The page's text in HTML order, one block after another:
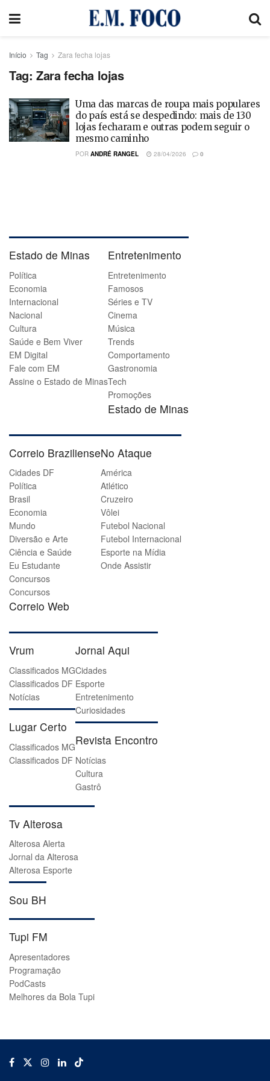
Início Tag Zara fecha lojas
Tag: Zara fecha lojas
Uma das marcas de roupa mais populares
do país está se despedindo: mais de 130
lojas fecharam e outras podem seguir o
mesmo caminho
POR ANDRÉ RANGEL 28/04/2026 0
Estado de Minas
Política
Economia
Internacional
Nacional
Cultura
Saúde e Bem Viver
EM Digital
Fale com EM
Assine o Estado de Minas
Entretenimento
Entretenimento
Famosos
Séries e TV
Cinema
Música
Trends
Comportamento
Gastronomia
Tech
Promoções
Estado de Minas
Correio Braziliense
Cidades DF
Política
Brasil
Economia
Mundo
Diversão e Arte
Ciência e Saúde
Eu Estudante
Concursos
Concursos
Correio Web
No Ataque
América
Atlético
Cruzeiro
Vôlei
Futebol Nacional
Futebol Internacional
Esporte na Mídia
Onde Assistir
Vrum
Classificados MG
Classificados DF
Notícias
Lugar Certo
Classificados MG
Classificados DF
Jornal Aqui
Cidades
Esporte
Entretenimento
Curiosidades
Revista Encontro
Notícias
Cultura
Gastrô
Tv Alterosa
Alterosa Alerta
Jornal da Alterosa
Alterosa Esporte
Sou BH
Tupi FM
Apresentadores
Programação
PodCasts
Melhores da Bola Tupi